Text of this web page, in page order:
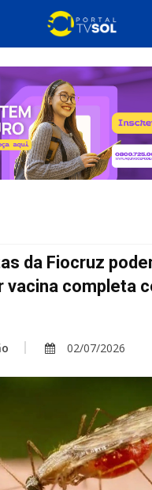
da Fiocruz
vacina completa
02/07/2026